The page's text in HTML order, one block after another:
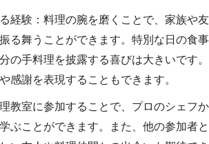
経験：料理の腕を磨くことで、家族や友
る舞うことができます。特別な日の食事
の手料理を披露する喜びは大きいです。
感謝を表現することもできます。
教室に参加することで、プロのシェフか
ぶことができます。また、他の参加者と